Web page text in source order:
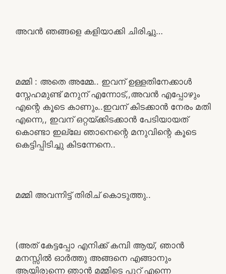
അവൻ ഞങ്ങളെ കളിയാക്കി ചിരിച്ചു…
മമ്മി : അതെ അമ്മേ.. ഇവന് ഉള്ളതിനേക്കാൾ
സ്നേഹമുണ്ട് മനുന് എന്നോട്,,അവൻ എപ്പോഴും
എന്റെ കൂടെ കാണും..ഇവന് കിടക്കാൻ നേരം മതി
എന്നെ,, ഇവന് ഒറ്റയ്ക്കിടക്കാൻ പേടിയായത്
കൊണ്ടാ ഇല്ലേ ഞാനെന്റെ മനുവിന്റെ കൂടെ
കെട്ടിപ്പിടിച്ചു കിടന്നേനെ..
മമ്മി അവന്നിട്ട് തിരിച് കൊടുത്തു..
(അത് കേട്ടപ്പോ എനിക്ക് കമ്പി ആയ്, ഞാൻ
മനസ്സിൽ ഓർത്തു അങ്ങനെ എങ്ങാനും
ആയിരുന്നെ ഞാൻ മമ്മിടെ പൂറ് എന്നെ